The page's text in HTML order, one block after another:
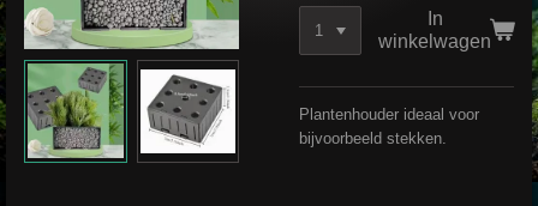
In
winkelwagen
Plantenhouder ideaal voor
bijvoorbeeld stekken.